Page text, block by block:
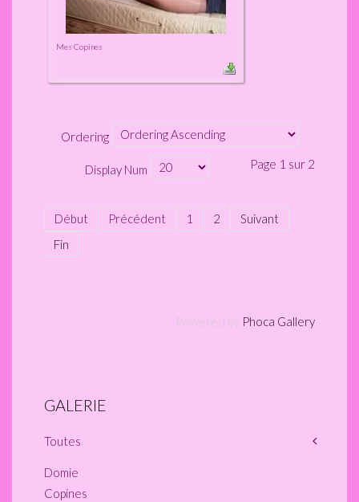
Mes Copines
Ordering
Display Num Page 1 sur 2
Début Précédent 1 2
Suivant
Fin
Powered by Phoca Gallery
GALERIE
Toutes
Domie
Copines